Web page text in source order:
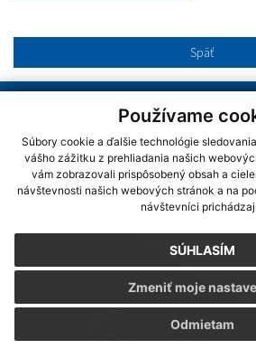
Používame
Súbory cookie a ďalšie technológie
vášho zážitku z prehliadania našich
vám zobrazovali prispôsobený obsah a
návštevnosti našich webových stránok a na
návštevníci
SÚHLASÍM
Odmietam
Zmeniť moje
Späť